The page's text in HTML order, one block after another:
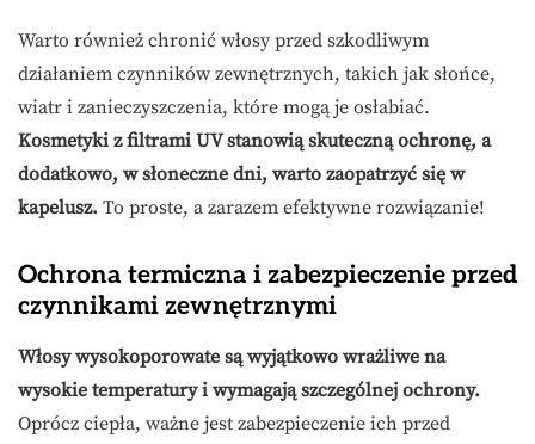
Warto również chronić włosy przed szkodliwym
działaniem czynników zewnętrznych, takich jak słońce,
wiatr i zanieczyszczenia, które mogą je osłabiać.
Kosmetyki z filtrami UV stanowią skuteczną ochronę, a
dodatkowo, w słoneczne dni, warto zaopatrzyć się w
kapelusz. To proste, a zarazem efektywne rozwiązanie!
Ochrona termiczna i zabezpieczenie przed
czynnikami zewnętrznymi
Włosy wysokoporowate są wyjątkowo wrażliwe na
wysokie temperatury i wymagają szczególnej ochrony.
Oprócz ciepła, ważne jest zabezpieczenie ich przed